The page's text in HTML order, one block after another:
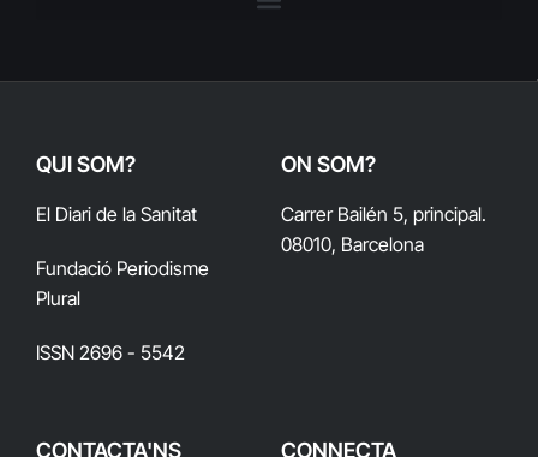
QUI SOM?
El Diari de la Sanitat
Fundació Periodisme
Plural
ISSN 2696 - 5542
ON SOM?
Carrer Bailén 5, principal.
08010, Barcelona
CONTACTA'NS CONNECTA